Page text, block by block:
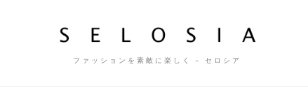
ファッションを素敵に楽しく – セロシア